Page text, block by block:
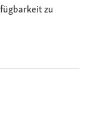
zu